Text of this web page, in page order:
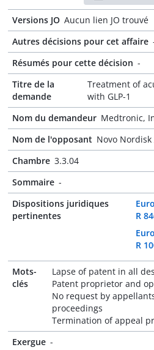
Versions JO Aucun lien JO trouvé
Autres décisions pour cet affaire
Résumés pour cette décision -
Titre de la
demande
Treatment of
with GLP-1
Nom du demandeur Medtronic,
Nom de l'opposant Novo Nordisk
Chambre 3.3.04
Sommaire -
Dispositions juridiques
pertinentes
R
R
Mots-
clés
Lapse of patent in all
Patent proprietor and
No request by
proceedings
Termination of appeal
Exergue -